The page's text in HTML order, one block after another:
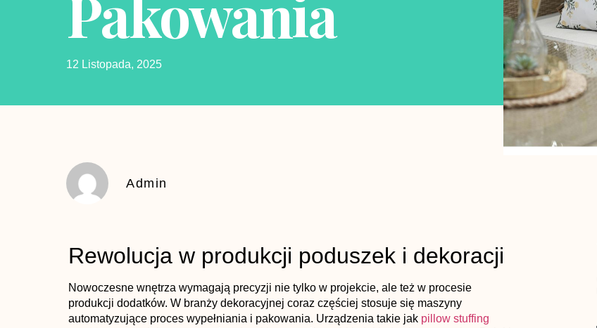
12 Listopada, 2025
Admin
Rewolucja w produkcji poduszek i dekoracji
Nowoczesne wnętrza wymagają precyzji nie tylko w projekcie, ale też w procesie
produkcji dodatków. W branży dekoracyjnej coraz częściej stosuje się maszyny
automatyzujące proces wypełniania i pakowania. Urządzenia takie jak pillow stuffing